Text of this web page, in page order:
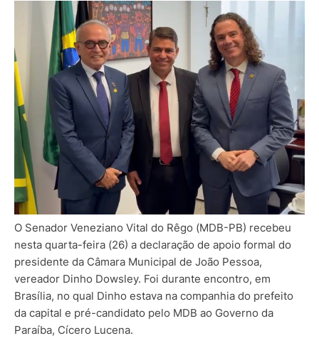
O Senador Veneziano Vital do Rêgo (MDB-PB) recebeu
nesta quarta-feira (26) a declaração de apoio formal do
presidente da Câmara Municipal de João Pessoa,
vereador Dinho Dowsley. Foi durante encontro, em
Brasília, no qual Dinho estava na companhia do prefeito
da capital e pré-candidato pelo MDB ao Governo da
Paraíba, Cícero Lucena.